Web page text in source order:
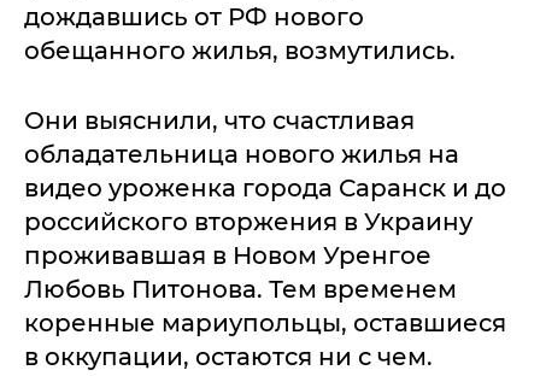
дождавшись от РФ нового
обещанного жилья, возмутились.
Они выяснили, что счастливая
обладательница нового жилья на
видео уроженка города Саранск и до
российского вторжения в Украину
проживавшая в Новом Уренгое
Любовь Питонова. Тем временем
коренные мариупольцы, оставшиеся
в оккупации, остаются ни с чем.